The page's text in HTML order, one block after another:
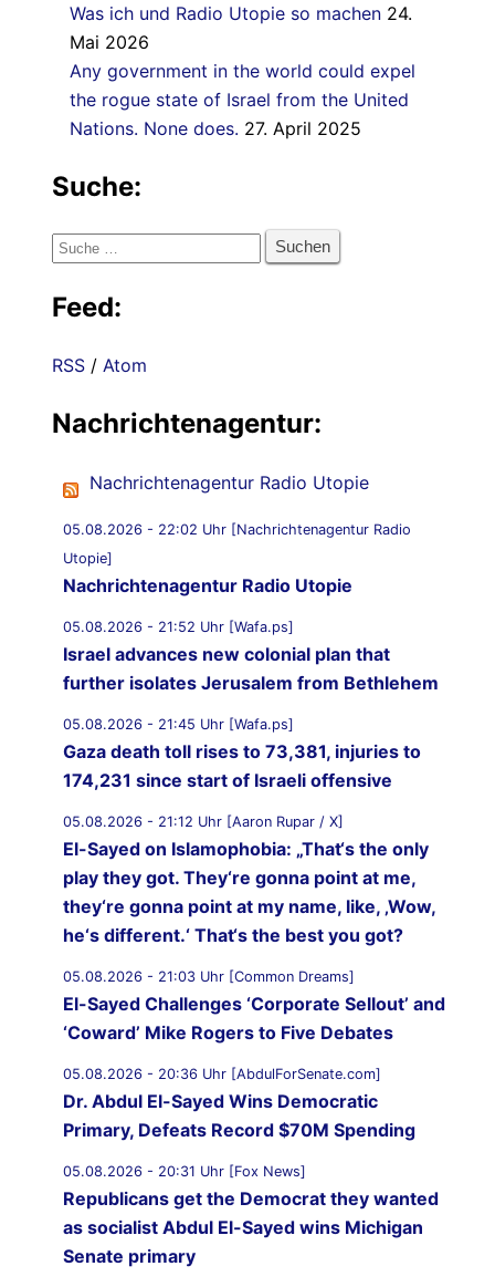
Was ich und Radio Utopie so machen 24.
Mai 2026
Any government in the world could expel
the rogue state of Israel from the United
Nations. None does. 27. April 2025
Suche:
Suche
Feed:
RSS / Atom
Nachrichtenagentur:
Nachrichtenagentur Radio Utopie
05.08.2026 - 22:02 Uhr [Nachrichtenagentur Radio
Utopie]
Nachrichtenagentur Radio Utopie
05.08.2026 - 21:52 Uhr [Wafa.ps]
Israel advances new colonial plan that
further isolates Jerusalem from Bethlehem
05.08.2026 - 21:45 Uhr [Wafa.ps]
Gaza death toll rises to 73,381, injuries to
174,231 since start of Israeli offensive
05.08.2026 - 21:12 Uhr [Aaron Rupar / X]
El-Sayed on Islamophobia: „That‘s the only
play they got. They‘re gonna point at me,
they‘re gonna point at my name, like, ‚Wow,
he‘s different.‘ That‘s the best you got?
05.08.2026 - 21:03 Uhr [Common Dreams]
El-Sayed Challenges ‘Corporate Sellout’ and
‘Coward’ Mike Rogers to Five Debates
05.08.2026 - 20:36 Uhr [AbdulForSenate.com]
Dr. Abdul El-Sayed Wins Democratic
Primary, Defeats Record $70M Spending
05.08.2026 - 20:31 Uhr [Fox News]
Republicans get the Democrat they wanted
as socialist Abdul El-Sayed wins Michigan
Senate primary